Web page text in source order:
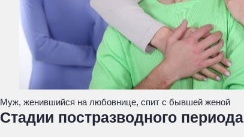
Муж, женившийся на любовнице, спит с бывшей женой
Стадии постразводного периода